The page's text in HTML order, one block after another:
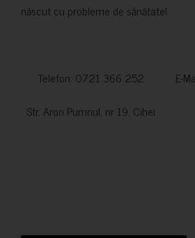
născut cu probleme de sănătate!
Telefon: 0721 366 252 E-
Str. Aron Pumnul, nr 19, Cihei